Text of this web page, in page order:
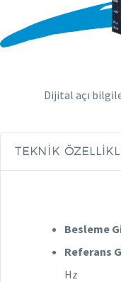
Dijital açı
TEKNIK
Besleme
Referans
Hz